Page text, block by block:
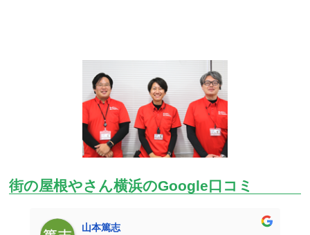
街の屋根やさん横浜のGoogle口コミ
山本篤志